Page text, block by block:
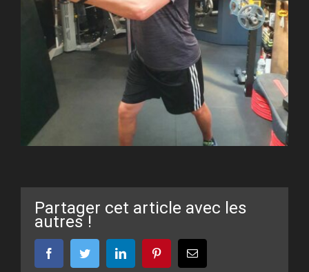
Partager cet article avec les
autres !
FacebookTwitter LinkedIn PinterestEmail